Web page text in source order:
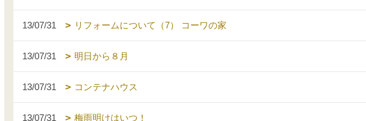
13/07/31 リフォームについて（7） コーワの家
13/07/31 明日から８月
13/07/31 コンテナハウス
13/07/31 梅雨明けはいつ！